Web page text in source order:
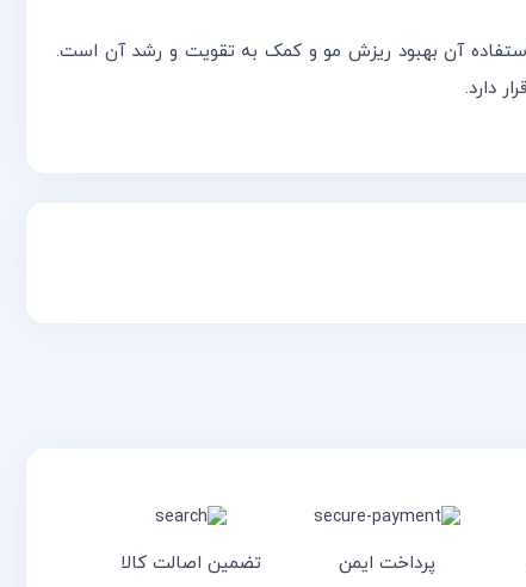
که مهم‌ترین استفاده آن بهبود ریزش مو و کمک به تقویت و رشد آن است.
دارد.
پرداخت ایمن تضمین اصالت کالا